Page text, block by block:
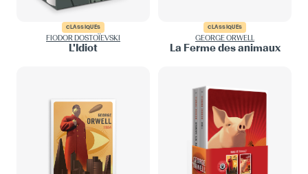
CLASSIQUES
FIODOR DOSTOÏEVSKI
L'Idiot
CLASSIQUES
GEORGE ORWELL
La Ferme des animaux